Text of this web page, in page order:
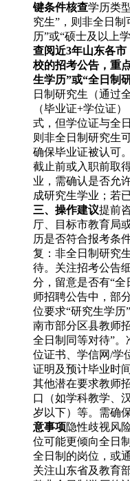
键条件核查学历类
究生”，则非全日
历”或“硕士及以上
查阅近3年山东各
校的招考公告，重
生学历”或“全日制
日制研究生（通过
（毕业证+学位证
式，但学位证与全
则非全日制研究生
确保毕业证被认可
截止前或入职前取
业，需确认是否允
成研究生学业；若
三、操作建议提前
厅、目标市教育局
历是否符合报考条
复：非全日制研究
待。关注招考公告
分，留意是否有“全
师招聘公告中，部
位要求“研究生学历
南市部分区县教师
全日制同等对待”
位证书、学信网/学
证明及预计毕业时
其他潜在要求教师
口（如学科教学、
岁以下）等。需确
意事项隐性歧视风
位可能更倾向全日
全日制的岗位，或
关注山东省及教育